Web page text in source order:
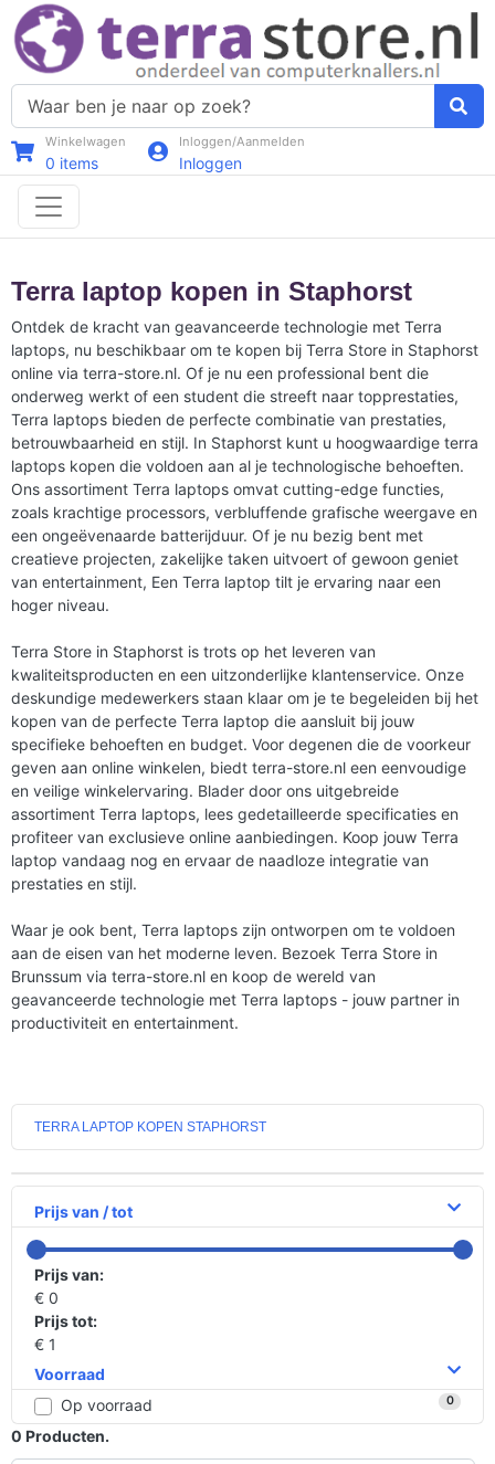
Winkelwagen
0 items
Inloggen/Aanmelden
Inloggen
Terra laptop kopen in Staphorst
Ontdek de kracht van geavanceerde technologie met Terra
laptops, nu beschikbaar om te kopen bij Terra Store in Staphorst
online via terra-store.nl. Of je nu een professional bent die
onderweg werkt of een student die streeft naar topprestaties,
Terra laptops bieden de perfecte combinatie van prestaties,
betrouwbaarheid en stijl. In Staphorst kunt u hoogwaardige terra
laptops kopen die voldoen aan al je technologische behoeften.
Ons assortiment Terra laptops omvat cutting-edge functies,
zoals krachtige processors, verbluffende grafische weergave en
een ongeëvenaarde batterijduur. Of je nu bezig bent met
creatieve projecten, zakelijke taken uitvoert of gewoon geniet
van entertainment, Een Terra laptop tilt je ervaring naar een
hoger niveau.
Terra Store in Staphorst is trots op het leveren van
kwaliteitsproducten en een uitzonderlijke klantenservice. Onze
deskundige medewerkers staan klaar om je te begeleiden bij het
kopen van de perfecte Terra laptop die aansluit bij jouw
specifieke behoeften en budget. Voor degenen die de voorkeur
geven aan online winkelen, biedt terra-store.nl een eenvoudige
en veilige winkelervaring. Blader door ons uitgebreide
assortiment Terra laptops, lees gedetailleerde specificaties en
profiteer van exclusieve online aanbiedingen. Koop jouw Terra
laptop vandaag nog en ervaar de naadloze integratie van
prestaties en stijl.
Waar je ook bent, Terra laptops zijn ontworpen om te voldoen
aan de eisen van het moderne leven. Bezoek Terra Store in
Brunssum via terra-store.nl en koop de wereld van
geavanceerde technologie met Terra laptops - jouw partner in
productiviteit en entertainment.
TERRA LAPTOP KOPEN STAPHORST
Prijs van / tot
Prijs van:
€ 0
Prijs tot:
€ 1
Voorraad
Op voorraad
0
0 Producten.